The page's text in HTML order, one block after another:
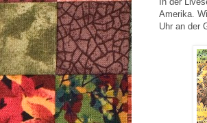
Amerika.
Uhr an der